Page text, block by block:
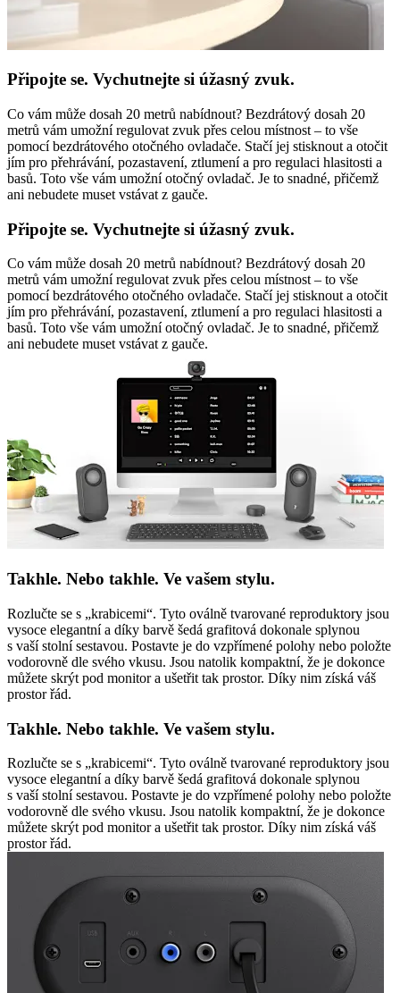
Připojte se. Vychutnejte si úžasný zvuk.
Co vám může dosah 20 metrů nabídnout? Bezdrátový dosah 20
metrů vám umožní regulovat zvuk přes celou místnost – to vše
pomocí bezdrátového otočného ovladače. Stačí jej stisknout a otočit
jím pro přehrávání, pozastavení, ztlumení a pro regulaci hlasitosti a
basů. Toto vše vám umožní otočný ovladač. Je to snadné, přičemž
ani nebudete muset vstávat z gauče.
Připojte se. Vychutnejte si úžasný zvuk.
Co vám může dosah 20 metrů nabídnout? Bezdrátový dosah 20
metrů vám umožní regulovat zvuk přes celou místnost – to vše
pomocí bezdrátového otočného ovladače. Stačí jej stisknout a otočit
jím pro přehrávání, pozastavení, ztlumení a pro regulaci hlasitosti a
basů. Toto vše vám umožní otočný ovladač. Je to snadné, přičemž
ani nebudete muset vstávat z gauče.
Takhle. Nebo takhle. Ve vašem stylu.
Rozlučte se s „krabicemi“. Tyto oválně tvarované reproduktory jsou
vysoce elegantní a díky barvě šedá grafitová dokonale splynou
s vaší stolní sestavou. Postavte je do vzpřímené polohy nebo položte
vodorovně dle svého vkusu. Jsou natolik kompaktní, že je dokonce
můžete skrýt pod monitor a ušetřit tak prostor. Díky nim získá váš
prostor řád.
Takhle. Nebo takhle. Ve vašem stylu.
Rozlučte se s „krabicemi“. Tyto oválně tvarované reproduktory jsou
vysoce elegantní a díky barvě šedá grafitová dokonale splynou
s vaší stolní sestavou. Postavte je do vzpřímené polohy nebo položte
vodorovně dle svého vkusu. Jsou natolik kompaktní, že je dokonce
můžete skrýt pod monitor a ušetřit tak prostor. Díky nim získá váš
prostor řád.